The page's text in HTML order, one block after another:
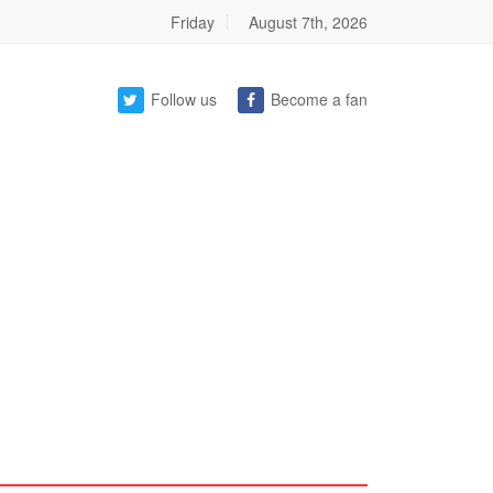
Friday August 7th, 2026
Follow us Become a fan